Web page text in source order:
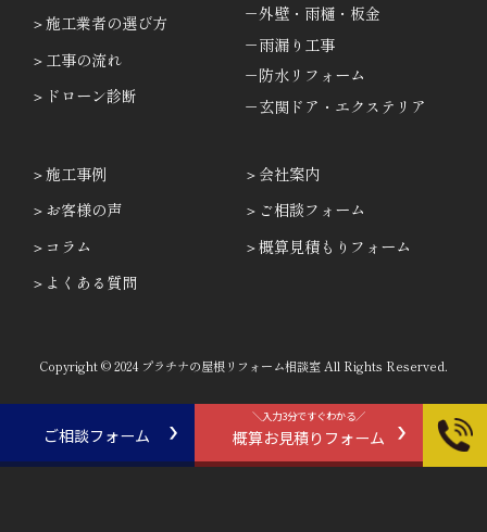
施工業者の選び方
工事の流れ
ドローン診断
－外壁・雨樋・板金
－雨漏り工事
－防水リフォーム
－玄関ドア・エクステリア
施工事例
お客様の声
コラム
よくある質問
会社案内
ご相談フォーム
概算見積もりフォーム
Copyright © 2024 プラチナの屋根リフォーム相談室 All Rights Reserved.
ご相談フォーム
＼入力3分ですぐわかる／
概算お見積りフォーム